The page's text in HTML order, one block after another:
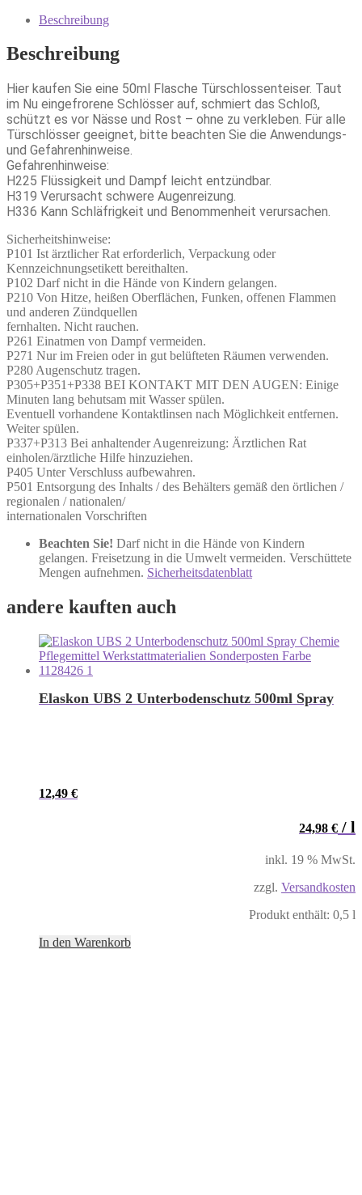
Beschreibung
Beschreibung
Hier kaufen Sie eine 50ml Flasche Türschlossenteiser. Taut
im Nu eingefrorene Schlösser auf, schmiert das Schloß,
schützt es vor Nässe und Rost – ohne zu verkleben. Für alle
Türschlösser geeignet, bitte beachten Sie die Anwendungs-
und Gefahrenhinweise.
Gefahrenhinweise:
H225 Flüssigkeit und Dampf leicht entzündbar.
H319 Verursacht schwere Augenreizung.
H336 Kann Schläfrigkeit und Benommenheit verursachen.
Sicherheitshinweise:
P101 Ist ärztlicher Rat erforderlich, Verpackung oder
Kennzeichnungsetikett bereithalten.
P102 Darf nicht in die Hände von Kindern gelangen.
P210 Von Hitze, heißen Oberflächen, Funken, offenen Flammen
und anderen Zündquellen
fernhalten. Nicht rauchen.
P261 Einatmen von Dampf vermeiden.
P271 Nur im Freien oder in gut belüfteten Räumen verwenden.
P280 Augenschutz tragen.
P305+P351+P338 BEI KONTAKT MIT DEN AUGEN: Einige
Minuten lang behutsam mit Wasser spülen.
Eventuell vorhandene Kontaktlinsen nach Möglichkeit entfernen.
Weiter spülen.
P337+P313 Bei anhaltender Augenreizung: Ärztlichen Rat
einholen/ärztliche Hilfe hinzuziehen.
P405 Unter Verschluss aufbewahren.
P501 Entsorgung des Inhalts / des Behälters gemäß den örtlichen /
regionalen / nationalen/
internationalen Vorschriften
Beachten Sie! Darf nicht in die Hände von Kindern
gelangen. Freisetzung in die Umwelt vermeiden. Verschüttete
Mengen aufnehmen. Sicherheitsdatenblatt
andere kauften auch
Elaskon UBS 2 Unterbodenschutz 500ml Spray
12,49 €
24,98 € / l
inkl. 19 % MwSt.
zzgl. Versandkosten
Produkt enthält: 0,5 l
In den Warenkorb